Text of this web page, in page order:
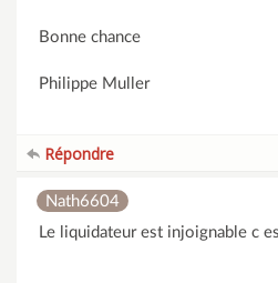
Bonne chance
Philippe Muller
Répondre
Nath6604
Le liquidateur est injoignable c